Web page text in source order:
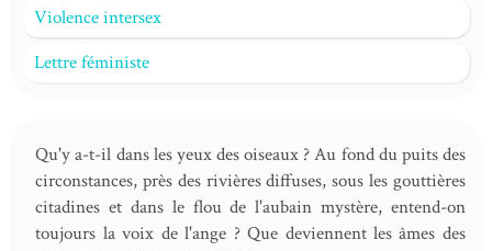
Violence intersex
Lettre féministe
Qu'y a-t-il dans les yeux des oiseaux ? Au fond du puits des
circonstances, près des rivières diffuses, sous les gouttières
citadines et dans le flou de l'aubain mystère, entend-on
toujours la voix de l'ange ? Que deviennent les âmes des